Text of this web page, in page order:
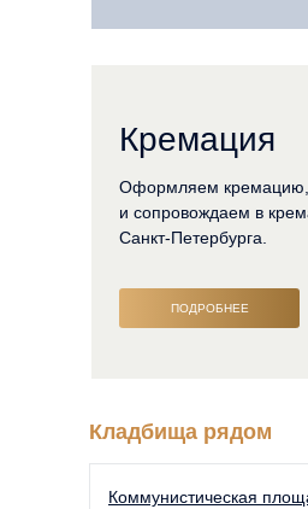
Кремация
ПОДРОБНЕЕ
Оформляем кремацию,
и сопровождаем в
Санкт-Петербурга.
Кладбища рядом
Коммунистическая